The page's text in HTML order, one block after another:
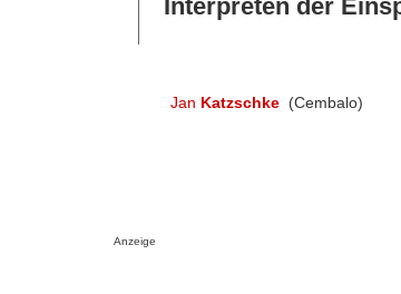
Interpreten der
Jan Katzschke (Cembalo)
Anzeige